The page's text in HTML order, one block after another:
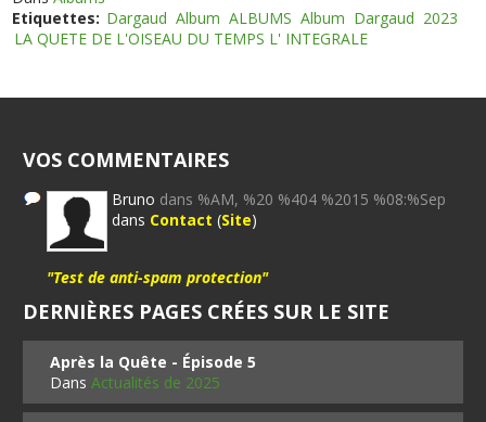
Etiquettes: Dargaud Album ALBUMS Album Dargaud 2023
LA QUETE DE L'OISEAU DU TEMPS L' INTEGRALE
VOS COMMENTAIRES
Bruno dans %AM, %20 %404 %2015 %08:%Sep
dans Contact (Site)
"Test de anti-spam protection"
DERNIÈRES PAGES CRÉES SUR LE SITE
Après la Quête - Épisode 5
DansActualités de 2025